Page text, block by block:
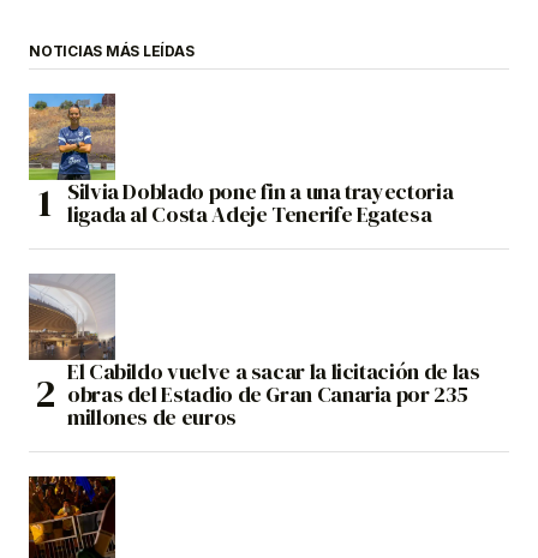
NOTICIAS MÁS LEÍDAS
Silvia Doblado pone fin a una trayectoria
ligada al Costa Adeje Tenerife Egatesa
El Cabildo vuelve a sacar la licitación de las
obras del Estadio de Gran Canaria por 235
millones de euros